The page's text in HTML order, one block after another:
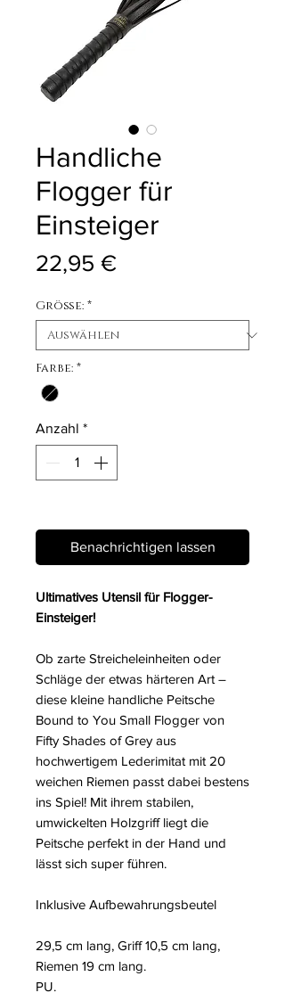
Handliche
Flogger für
Einsteiger
22,95 €Preis
Größe: *
Farbe: *
Anzahl *
Benachrichtigen lassen
Ultimatives Utensil für Flogger-
Einsteiger!
Ob zarte Streicheleinheiten oder
Schläge der etwas härteren Art –
diese kleine handliche Peitsche
Bound to You Small Flogger von
Fifty Shades of Grey aus
hochwertigem Lederimitat mit 20
weichen Riemen passt dabei bestens
ins Spiel! Mit ihrem stabilen,
umwickelten Holzgriff liegt die
Peitsche perfekt in der Hand und
lässt sich super führen.
Inklusive Aufbewahrungsbeutel
29,5 cm lang, Griff 10,5 cm lang,
Riemen 19 cm lang.
PU.